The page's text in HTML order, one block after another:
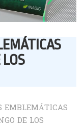
EMBLEMÁTICAS
DE LOS